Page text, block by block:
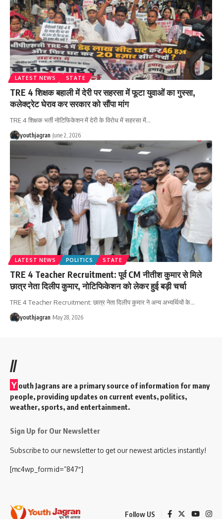
LATEST NEWS STATE
TRE 4 शिक्षक बहाली में देरी पर सहरसा में फूटा युवाओं का गुस्सा,
कलेक्ट्रेट घेराव कर सरकार को सौंपा मांग
TRE 4 शिक्षक भर्ती नोटिफिकेशन में देरी के विरोध में सहरसा में…
youthjagran June 2, 2026
LATEST NEWS POLITICS STATE
TRE 4 Teacher Recruitment: पूर्व CM नीतीश कुमार से मिले
छात्र नेता दिलीप कुमार, नोटिफिकेशन को लेकर हुई बड़ी चर्चा
TRE 4 Teacher Recruitment: छात्र नेता दिलीप कुमार ने अन्य अभ्यर्थियों के…
youthjagran May 28, 2026
//
Y outh Jagrans are a primary source of information for many
people, providing updates on current events, politics,
weather, sports, and entertainment.
Sign Up for Our Newsletter
Subscribe to our newsletter to get our newest articles instantly!
[mc4wp_form id=”847″]
Follow US